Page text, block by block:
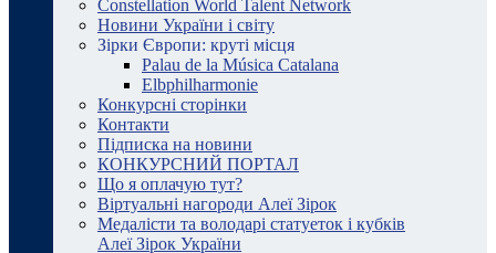
Constellation World Talent Network
Новини України і світу
Зірки Європи: круті місця
Palau de la Música Catalana
Elbphilharmonie
Конкурсні сторінки
Контакти
Підписка на новини
КОНКУРСНИЙ ПОРТАЛ
Що я оплачую тут?
Віртуальні нагороди Алеї Зірок
Медалісти та володарі статуеток і кубків
Алеї Зірок України